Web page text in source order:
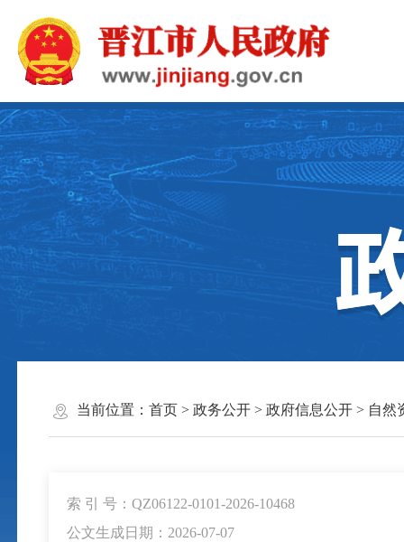
当前位置： 首页> 政务公开> 政府信息公开> 自然
索 引 号：QZ06122-0101-2026-10468
公文生成日期：2026-07-07